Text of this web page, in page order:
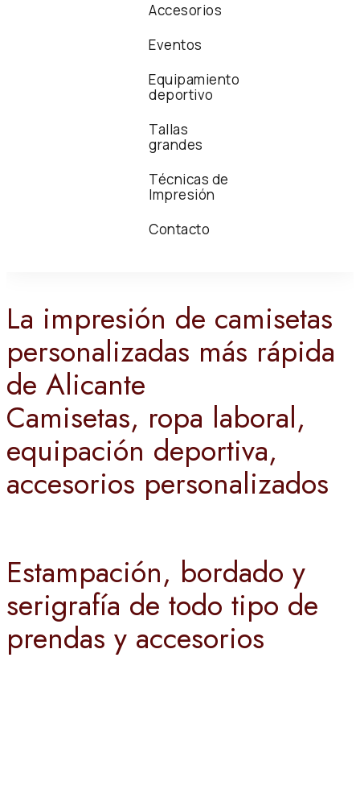
Accesorios
Eventos
Equipamiento
deportivo
Tallas
grandes
Técnicas de
Impresión
Contacto
La impresión de camisetas
personalizadas más rápida
de Alicante
Camisetas, ropa laboral,
equipación deportiva,
accesorios personalizados
Estampación, bordado y
serigrafía de todo tipo de
prendas y accesorios